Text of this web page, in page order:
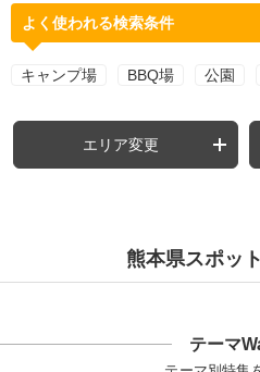
よく使われる検索条件
キャンプ場 BBQ場 公園
エリア変更
熊本県スポッ
テーマ